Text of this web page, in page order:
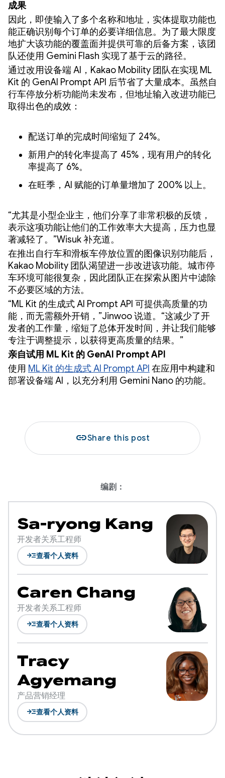
成果
因此，即使输入了多个名称和地址，实体提取功能也
能正确识别每个订单的必要详细信息。为了最大限度
地扩大该功能的覆盖面并提供可靠的后备方案，该团
队还使用 Gemini Flash 实现了基于云的路径。
通过改用设备端 AI，Kakao Mobility 团队在实现 ML
Kit 的 GenAI Prompt API 后节省了大量成本。虽然自
行车停放分析功能尚未发布，但地址输入改进功能已
取得出色的成效：
配送订单的完成时间缩短了 24%。
新用户的转化率提高了 45%，现有用户的转化
率提高了 6%。
在旺季，AI 赋能的订单量增加了 200% 以上。
“尤其是小型企业主，他们分享了非常积极的反馈，
表示这项功能让他们的工作效率大大提高，压力也显
著减轻了。”Wisuk 补充道。
在推出自行车和滑板车停放位置的图像识别功能后，
Kakao Mobility 团队渴望进一步改进该功能。城市停
车环境可能很复杂，因此团队正在探索从图片中滤除
不必要区域的方法。
“ML Kit 的生成式 AI Prompt API 可提供高质量的功
能，而无需额外开销，”Jinwoo 说道。“这减少了开
发者的工作量，缩短了总体开发时间，并让我们能够
专注于调整提示，以获得更高质量的结果。”
亲自试用 ML Kit 的 GenAI Prompt API
使用 ML Kit 的生成式 AI Prompt API 在应用中构建和
部署设备端 AI，以充分利用 Gemini Nano 的功能。
linkShare this post
编剧：
Sa-ryong Kang
开发者关系工程师
read_more查看个人资料
Caren Chang
开发者关系工程师
read_more查看个人资料
Tracy
Agyemang
产品营销经理
read_more查看个人资料